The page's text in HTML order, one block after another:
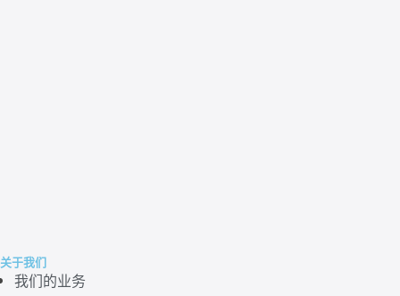
关于我们
我们的业务